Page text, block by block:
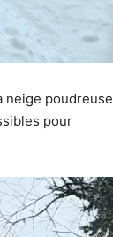
neige poudreuse
pour